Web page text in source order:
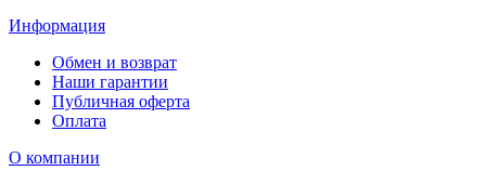
Информация
Обмен и возврат
Наши гарантии
Публичная оферта
Оплата
О компании